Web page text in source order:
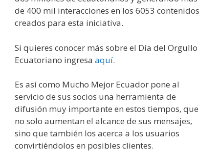
de 400 mil interacciones en los 6053 contenidos
creados para esta iniciativa.
Si quieres conocer más sobre el Día del Orgullo
Ecuatoriano ingresa aquí.
Es así como Mucho Mejor Ecuador pone al
servicio de sus socios una herramienta de
difusión muy importante en estos tiempos, que
no solo aumentan el alcance de sus mensajes,
sino que también los acerca a los usuarios
convirtiéndolos en posibles clientes.